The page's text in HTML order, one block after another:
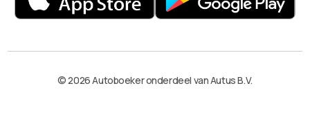
© 2026 Autoboeker onderdeel van Autus B.V.